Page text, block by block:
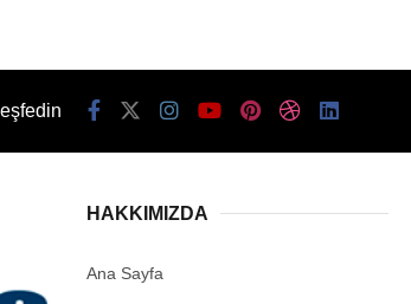
HAKKIMIZDA
Ana Sayfa